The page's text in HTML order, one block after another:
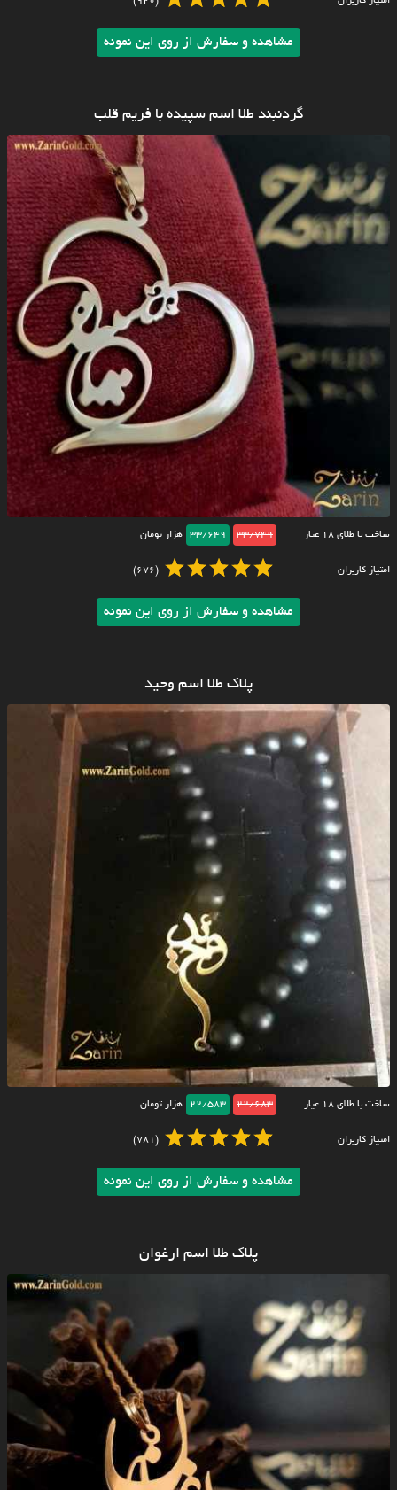
مشاهده و سفارش از روی این نمونه
گردنبند طلا اسم سپیده با فریم قلب
ساخت با طلای ۱۸ عیار 33/749
33/649 هزار تومان
امتیاز کاربران (676)
مشاهده و سفارش از روی این نمونه
پلاک طلا اسم وحید
ساخت با طلای ۱۸ عیار 22/683
22/583 هزار تومان
امتیاز کاربران (781)
مشاهده و سفارش از روی این نمونه
پلاک طلا اسم ارغوان